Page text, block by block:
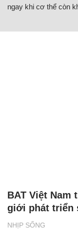
ngay khi cơ thể còn
NHỊP SỐNG
BAT Việt Nam
giới phát triển